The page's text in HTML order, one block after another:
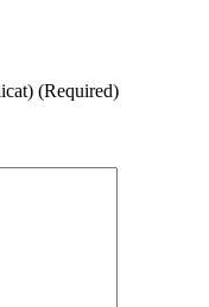
(Required)